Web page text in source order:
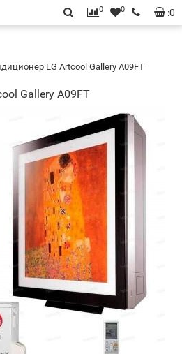
:0
0 0
LG Artcool Gallery A09FT
Gallery A09FT